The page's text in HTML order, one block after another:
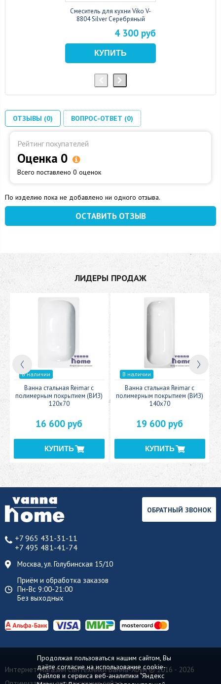
Смеситель для кухни Viko V-
8804 Silver Серебряный
4 300 руб
ОТЗЫВЫ (0) ВОПРОС-ОТВЕТ (0)
Рейтинг покупателей
Оценка 0
Всего поставлено 0 оценок
По изделию пока не добавлено ни одного отзыва.
ОСТАВИТЬ ОТЗЫВ
ЛИДЕРЫ ПРОДАЖ
В наличии
Ванна стальная Reimar с
полимерным покрытием (ВИЗ)
120x70
16 600 руб
В наличии
Ванна стальная Reimar с
полимерным покрытием (ВИЗ)
140x70
19 600 руб
+7 965 431-31-11
+7 495 481-41-74
Москва, ул. Голубинская 15/10
Приём и обработка заказов
Пн-Вс 9:00-21:00
Без выходных
ОБРАТНЫЙ ЗВОНОК
Интернет-магазин сантехники Ванна-Хоум© 2016 - 2026
Продолжая пользоваться нашим сайтом, Вы
даёте согласие на использование cookie-
файлов и сервиса веб-аналитики "Яндекс